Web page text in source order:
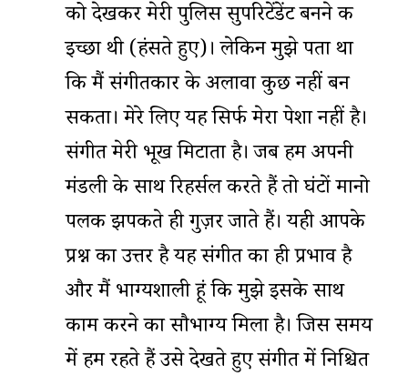
को देखकर मेरी पुलिस सुपरिटेंडेंट बनने की
इच्छा थी (हंसते हुए)। लेकिन मुझे पता था
कि मैं संगीतकार के अलावा कुछ नहीं बन
सकता। मेरे लिए यह सिर्फ मेरा पेशा नहीं है।
संगीत मेरी भूख मिटाता है। जब हम अपनी
मंडली के साथ रिहर्सल करते हैं तो घंटों मानो
पलक झपकते ही गुज़र जाते हैं। यही आपके
प्रश्न का उत्तर है यह संगीत का ही प्रभाव है
और मैं भाग्यशाली हूं कि मुझे इसके साथ
काम करने का सौभाग्य मिला है। जिस समय
में हम रहते हैं उसे देखते हुए संगीत में निश्चित